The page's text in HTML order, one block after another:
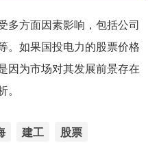
多方面因素影响，包括公司
。如果国投电力的股票价格
因为市场对其发展前景存在
建工 股票